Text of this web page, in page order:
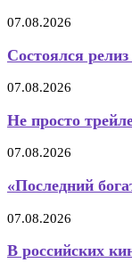
07.08.2026
Состоялся
07.08.2026
Не просто
07.08.2026
«Последний
07.08.2026
В российских